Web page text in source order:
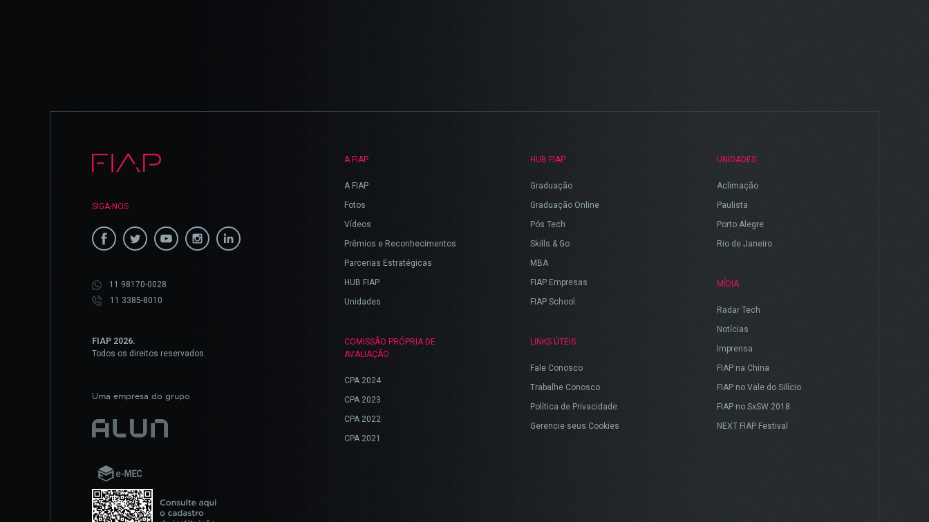
SIGA-NOS
11 98170-0028
11 3385-8010
FIAP 2026.
Todos os direitos reservados.
Uma empresa do grupo
A FIAP
A FIAP
Fotos
Vídeos
Prêmios e Reconhecimentos
Parcerias Estratégicas
HUB FIAP
Unidades
COMISSÃO PRÓPRIA DE
AVALIAÇÃO
CPA 2024
CPA 2023
CPA 2022
CPA 2021
HUB FIAP
Graduação
Graduação Online
Pós Tech
Skills & Go
MBA
FIAP Empresas
FIAP School
LINKS ÚTEIS
Fale Conosco
Trabalhe Conosco
Política de Privacidade
Gerencie seus Cookies
UNIDADES
Aclimação
Paulista
Porto Alegre
Rio de Janeiro
MÍDIA
Radar Tech
Notícias
Imprensa
FIAP na China
FIAP no Vale do Silício
FIAP no SxSW 2018
NEXT FIAP Festival